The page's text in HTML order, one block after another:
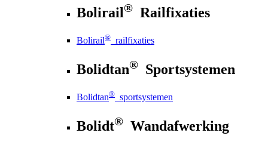
Bolirail® Railfixaties
Bolirail® railfixaties
Bolidtan® Sportsystemen
Bolidtan® sportsystemen
Bolidt® Wandafwerking